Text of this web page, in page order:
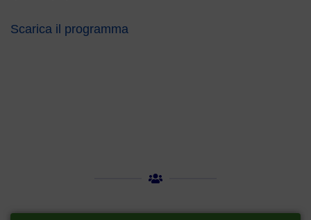
Scarica il programma